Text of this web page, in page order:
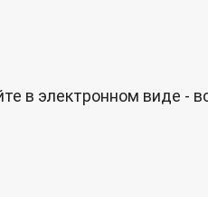
в электронном виде